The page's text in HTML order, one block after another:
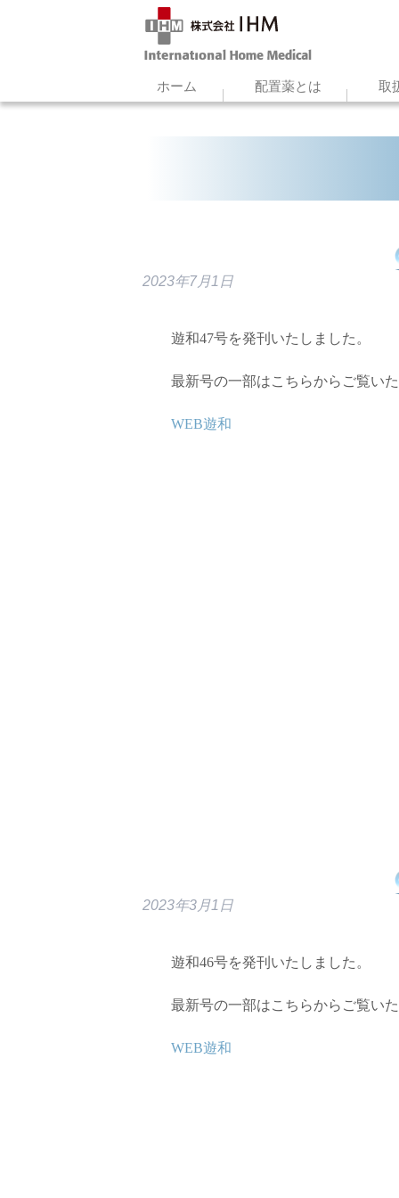
ホーム 配置薬とは 取
2023年7月1日
遊和47号を発刊いたしました。
最新号の一部はこちらからご覧いた
WEB遊和
2023年3月1日
遊和46号を発刊いたしました。
最新号の一部はこちらからご覧いた
WEB遊和